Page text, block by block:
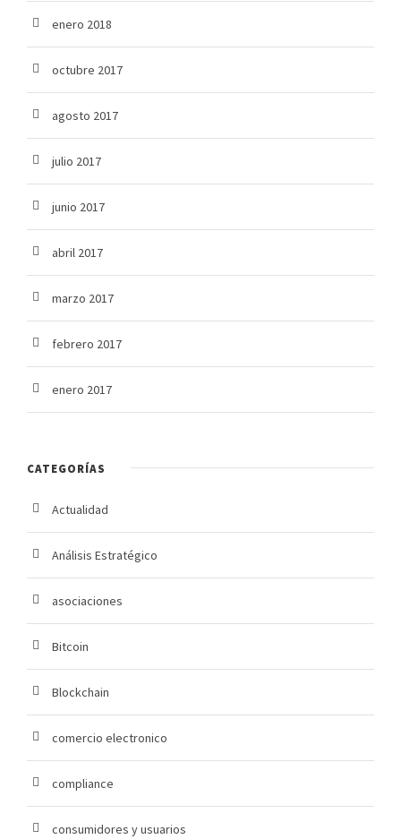
enero 2018
octubre 2017
agosto 2017
julio 2017
junio 2017
abril 2017
marzo 2017
febrero 2017
enero 2017
CATEGORÍAS
Actualidad
Análisis Estratégico
asociaciones
Bitcoin
Blockchain
comercio electronico
compliance
consumidores y usuarios